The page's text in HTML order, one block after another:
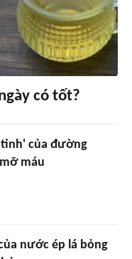
có tốt?
tinh' của đường
máu
nước ép lá bỏng